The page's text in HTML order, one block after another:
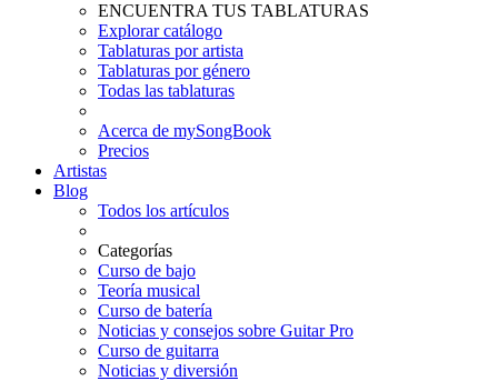
ENCUENTRA TUS TABLATURAS
Explorar catálogo
Tablaturas por artista
Tablaturas por género
Todas las tablaturas
Acerca de mySongBook
Precios
Artistas
Blog
Todos los artículos
Categorías
Curso de bajo
Teoría musical
Curso de batería
Noticias y consejos sobre Guitar Pro
Curso de guitarra
Noticias y diversión